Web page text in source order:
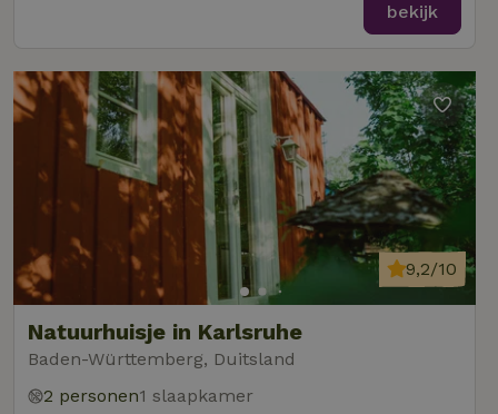
bekijk
Natuurhuisje in Karlsruhe
Baden-Württemberg, Duitsland
9,2/10
2 personen1 slaapkamer